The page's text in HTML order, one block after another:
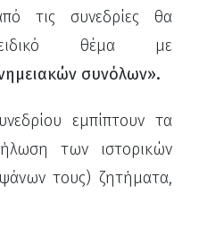
τις συνεδρίες θα
θέμα με
συνόλων».
εμπίπτουν τα
των ιστορικών
τους) ζητήματα,